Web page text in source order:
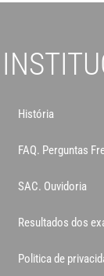
História
FAQ. Perguntas
SAC. Ouvidoria
Resultados dos
Politica de